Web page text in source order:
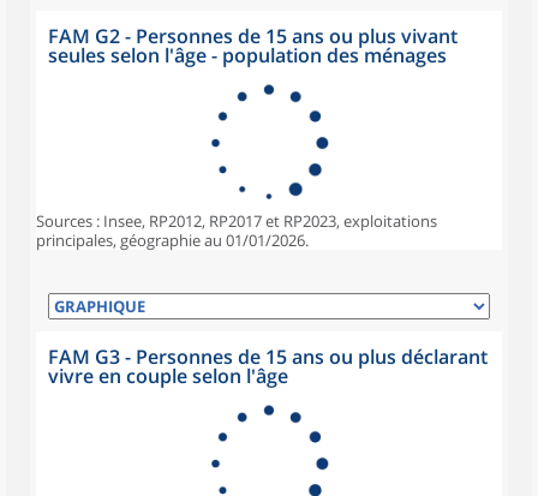
FAM G2 - Personnes de 15 ans ou plus vivant
seules selon l'âge - population des ménages
Sources : Insee, RP2012, RP2017 et RP2023, exploitations
principales, géographie au 01/01/2026.
FAM G3 - Personnes de 15 ans ou plus déclarant
vivre en couple selon l'âge